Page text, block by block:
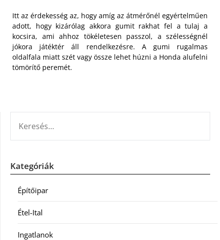
Itt az érdekesség az, hogy amíg az átmérőnél egyértelműen
adott, hogy kizárólag akkora gumit rakhat fel a tulaj a
kocsira, ami ahhoz tökéletesen passzol, a szélességnél
jókora játéktér áll rendelkezésre. A gumi rugalmas
oldalfala miatt szét vagy össze lehet húzni a Honda alufelni
tömörítő peremét.
Kategóriák
Építőipar
Étel-Ital
Ingatlanok